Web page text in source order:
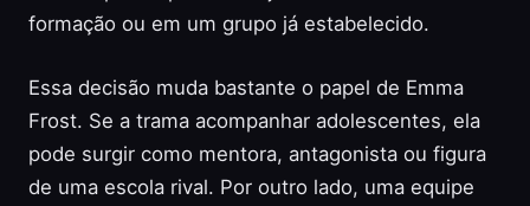
formação ou em um grupo já estabelecido.
Essa decisão muda bastante o papel de Emma
Frost. Se a trama acompanhar adolescentes, ela
pode surgir como mentora, antagonista ou figura
de uma escola rival. Por outro lado, uma equipe